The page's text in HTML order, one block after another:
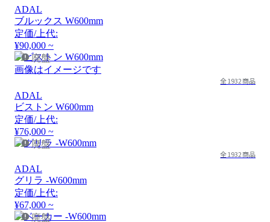
ADAL
ブルックス W600mm
定価/上代:
¥90,000 ~
廃盤
画像はイメージです
全1932商品
ADAL
ビストン W600mm
定価/上代:
¥76,000 ~
廃盤
全1932商品
ADAL
グリラ -W600mm
定価/上代:
¥67,000 ~
廃盤